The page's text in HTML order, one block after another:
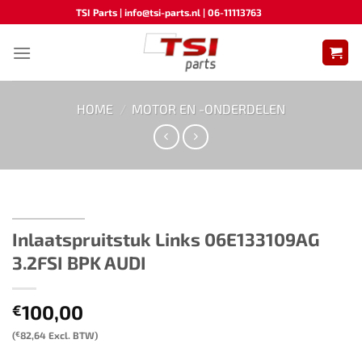
naar
inhoud
TSI Parts | info@tsi-parts.nl | 06-11113763
HOME / MOTOR EN -ONDERDELEN
Inlaatspruitstuk Links 06E133109AG
3.2FSI BPK AUDI
€100,00
(€82,64 Excl. BTW)